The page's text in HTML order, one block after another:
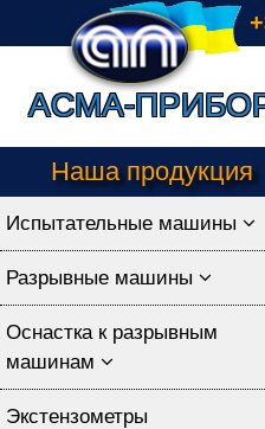
Асма-
Наша продукция
Испытательные машины
Разрывные машины
Оснастка к разрывным
машинам
Экстензометры